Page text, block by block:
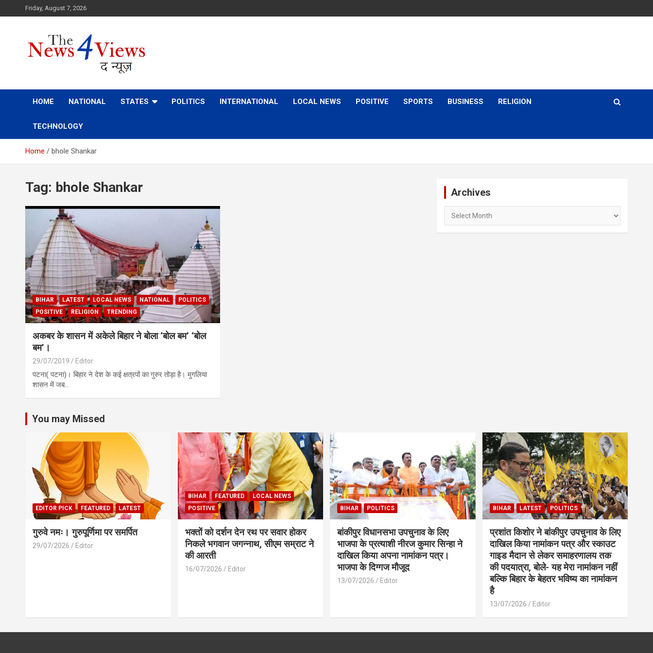
to
Friday, August 7, 2026
TheNews4Views
HOME NATIONAL STATES POLITICS INTERNATIONAL LOCAL NEWS POSITIVE SPORTS BUSINESS RELIGION
TECHNOLOGY
Home bhole Shankar
Tag: bhole Shankar
BIHAR LATEST LOCAL NEWS NATIONAL
POLITICS
POSITIVE
RELIGION TRENDING
अकबर के शासन में अकेले बिहार ने बोला ‘बोल बम’ ‘बोल
बम’।
29/07/2019 Editor
पटना( पटना)। बिहार ने देश के कई क्षत्रपों का गुरुर तोड़ा है। मुगलिया
शासन में जब…
Archives
You may Missed
EDITOR PICK FEATURED LATEST
गुरुवे नमः। गुरुपूर्णिमा पर समर्पित
29/07/2026 Editor
BIHAR FEATURED
LOCAL NEWS
POSITIVE
भक्तों को दर्शन देन रथ पर सवार होकर
निकले भगवान जगन्नाथ, सीएम सम्राट ने
की आरती
16/07/2026 Editor
BIHAR POLITICS
बांकीपुर विधानसभा उपचुनाव के लिए
भाजपा के प्रत्याशी नीरज कुमार सिन्हा ने
दाखिल किया अपना नामांकन पत्र।
भाजपा के दिग्गज मौजूद
13/07/2026 Editor
BIHAR LATEST POLITICS
प्रशांत किशोर ने बांकीपुर उपचुनाव के लिए
दाखिल किया नामांकन पत्र और स्काउट
गाइड मैदान से लेकर समाहरणालय तक
की पदयात्रा, बोले- यह मेरा नामांकन नहीं
बल्कि बिहार के बेहतर भविष्य का नामांकन
है
13/07/2026 Editor